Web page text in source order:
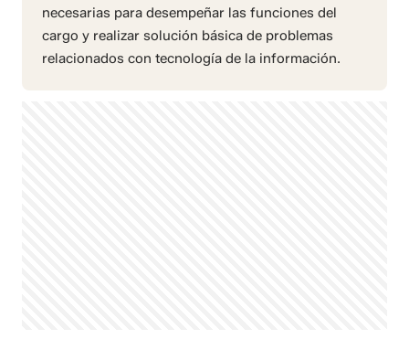
necesarias para desempeñar las funciones del
cargo y realizar solución básica de problemas
relacionados con tecnología de la información.